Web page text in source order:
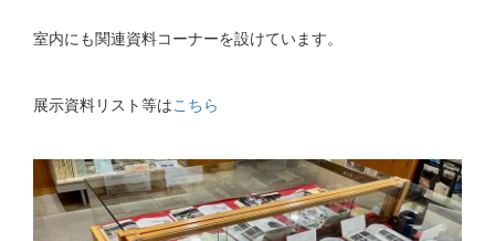
室内にも関連資料コーナーを設けています。
展示資料リスト等はこちら